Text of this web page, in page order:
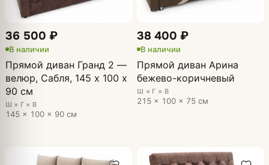
36 500 ₽
В наличии
Прямой диван Гранд 2 —
велюр, Сабля, 145 х 100 х
90 см
Ш × Г × В
145 × 100 × 90 см
38 400 ₽
В наличии
Прямой диван Арина
бежево-коричневый
Ш × Г × В
215 × 100 × 75 см